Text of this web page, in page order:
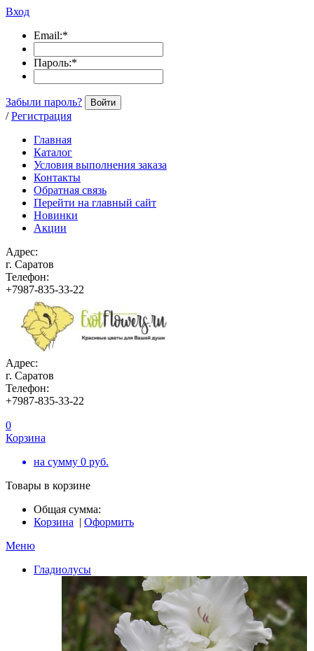
Вход
Email:*
Пароль:*
Забыли пароль? Войти
/ Регистрация
Главная
Каталог
Условия выполнения заказа
Контакты
Обратная связь
Перейти на главный сайт
Новинки
Акции
Адрес:
г. Саратов
Телефон:
+7987-835-33-22
Адрес:
г. Саратов
Телефон:
+7987-835-33-22
0
Корзина
на сумму 0 руб.
Товары в корзине
Общая сумма:
Корзина | Оформить
Меню
Гладиолусы